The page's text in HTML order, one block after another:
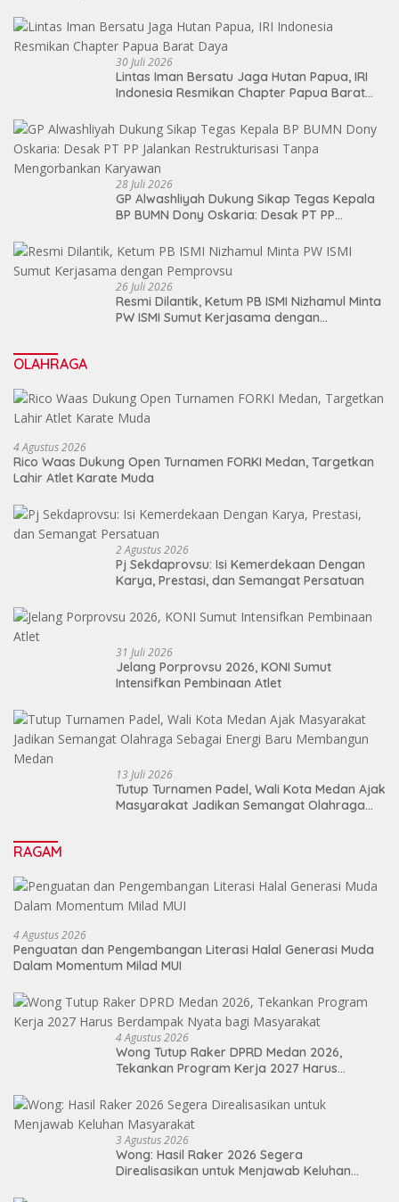
30 Juli 2026
Lintas Iman Bersatu Jaga Hutan Papua, IRI
Indonesia Resmikan Chapter Papua Barat
28 Juli 2026
GP Alwashliyah Dukung Sikap Tegas Kepala
BP BUMN Dony Oskaria: Desak PT PP
Mengorbankan Karyawan
26 Juli 2026
Resmi Dilantik, Ketum PB ISMI Nizhamul Minta
PW ISMI Sumut Kerjasama dengan
OLAHRAGA
4 Agustus 2026
Rico Waas Dukung Open Turnamen FORKI Medan, Targetkan
Lahir Atlet Karate Muda
2 Agustus 2026
Pj Sekdaprovsu: Isi Kemerdekaan Dengan
Karya, Prestasi, dan Semangat Persatuan
31 Juli 2026
Jelang Porprovsu 2026, KONI Sumut
Intensifkan Pembinaan Atlet
13 Juli 2026
Tutup Turnamen Padel, Wali Kota Medan Ajak
Masyarakat Jadikan Semangat Olahraga
RAGAM
4 Agustus 2026
Penguatan dan Pengembangan Literasi Halal Generasi Muda
Dalam Momentum Milad MUI
4 Agustus 2026
Wong Tutup Raker DPRD Medan 2026,
Tekankan Program Kerja 2027 Harus
3 Agustus 2026
Wong: Hasil Raker 2026 Segera
Direalisasikan untuk Menjawab Keluhan